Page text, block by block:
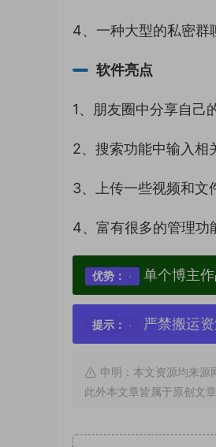
4、一种大型的私密群
软件亮点
1、朋友圈中分享自己
2、搜索功能中输入相
3、上传一些视频和文
4、富有很多的管理功
优势： 单个博主
提示： 严禁搬运
申明：本文资源均来源
此外本文章皆属于原创文